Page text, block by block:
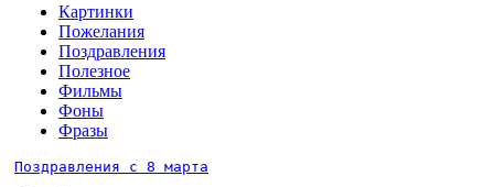
Картинки
Пожелания
Поздравления
Полезное
Фильмы
Фоны
Фразы
Поздравления с 8 марта